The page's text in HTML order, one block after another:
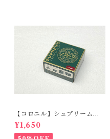
【コロニル】シュプリームク
リームDX バーガンディ
¥1,650